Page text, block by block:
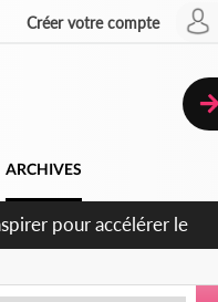
Créer votre compte
ARCHIVES
un nouveau coup